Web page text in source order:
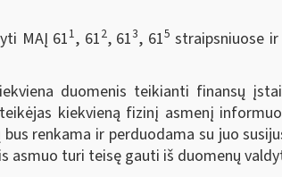
MAĮ 611, 612, 613, 615 straipsniuose
duomenis teikianti finansų
kiekvieną fizinį asmenį
renkama ir perduodama su juo
asmuo turi teisę gauti iš duomenų